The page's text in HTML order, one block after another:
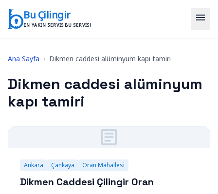
Bu Çilingir
EN YAKIN SERVIS BU SERVIS!
menu
Ana Sayfa › Dikmen caddesi alüminyum kapı tamiri
Dikmen caddesi alüminyum
kapı tamiri
Ankara Çankaya Oran Mahallesi
Dikmen Caddesi Çilingir Oran